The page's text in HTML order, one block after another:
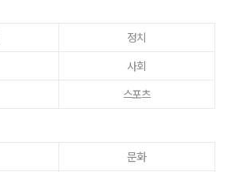
정치
사회
스포츠
문화